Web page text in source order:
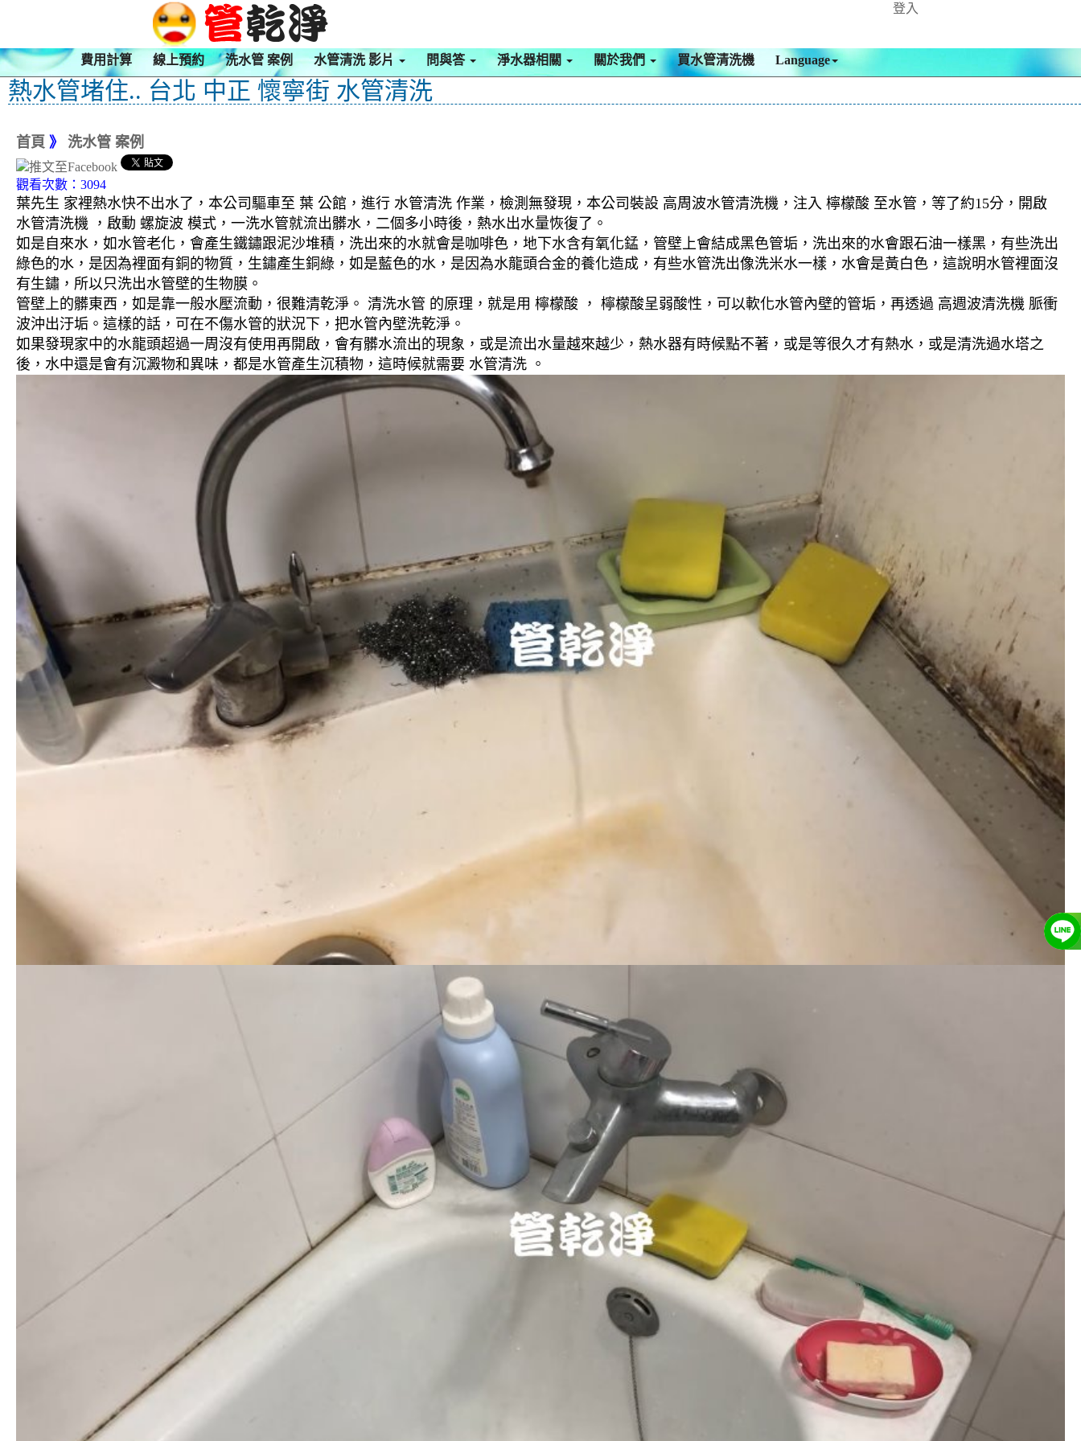
登入
費用計算 線上預約 洗水管 案例 水管清洗 影片 問與答 淨水器相關 關於我們 買水管清洗機 Language
熱水管堵住.. 台北 中正 懷寧街 水管清洗
首頁 》 洗水管 案例
觀看次數：3094
葉先生 家裡熱水快不出水了，本公司驅車至 葉 公館，進行 水管清洗 作業，檢測無發現，本公司裝設 高周波水管清洗機，注入 檸檬酸 至水管，等了約15分，開啟
水管清洗機 ，啟動 螺旋波 模式，一洗水管就流出髒水，二個多小時後，熱水出水量恢復了。
如是自來水，如水管老化，會產生鐵鏽跟泥沙堆積，洗出來的水就會是咖啡色，地下水含有氧化錳，管壁上會結成黑色管垢，洗出來的水會跟石油一樣黑，有些洗出
綠色的水，是因為裡面有銅的物質，生鏽產生銅綠，如是藍色的水，是因為水龍頭合金的養化造成，有些水管洗出像洗米水一樣，水會是黃白色，這說明水管裡面沒
有生鏽，所以只洗出水管壁的生物膜。
管壁上的髒東西，如是靠一般水壓流動，很難清乾淨。 清洗水管 的原理，就是用 檸檬酸 ， 檸檬酸呈弱酸性，可以軟化水管內壁的管垢，再透過 高週波清洗機 脈衝
波沖出汙垢。這樣的話，可在不傷水管的狀況下，把水管內壁洗乾淨。
如果發現家中的水龍頭超過一周沒有使用再開啟，會有髒水流出的現象，或是流出水量越來越少，熱水器有時候點不著，或是等很久才有熱水，或是清洗過水塔之
後，水中還是會有沉澱物和異味，都是水管產生沉積物，這時候就需要 水管清洗 。